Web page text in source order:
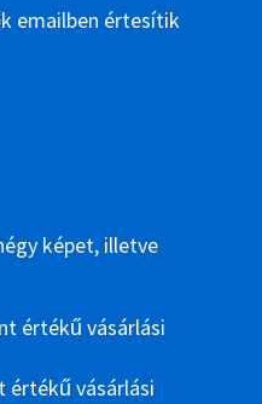
emailben értesítik
képet, illetve
értékű vásárlási
értékű vásárlási